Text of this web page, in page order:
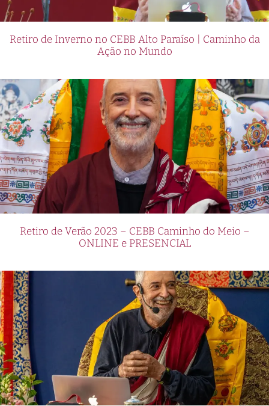
Retiro de Inverno no CEBB Alto Paraíso | Caminho da
Ação no Mundo
Retiro de Verão 2023 – CEBB Caminho do Meio –
ONLINE e PRESENCIAL